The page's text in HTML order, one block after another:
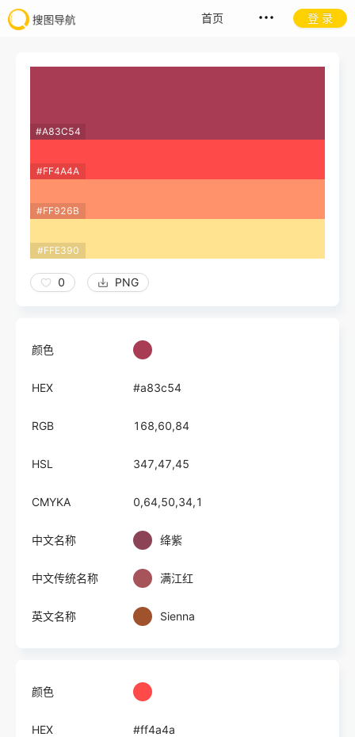
首页 登 录
#A83C54
#FF4A4A
#FF926B
#FFE390
0 PNG
颜色
HEX #a83c54
RGB 168,60,84
HSL 347,47,45
CMYKA 0,64,50,34,1
中文名称 绛紫
中文传统名称 满江红
英文名称 Sienna
颜色
HEX #ff4a4a